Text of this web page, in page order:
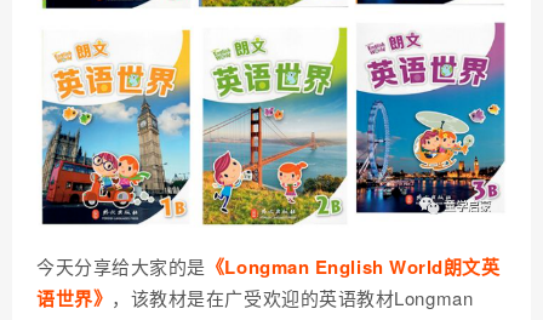
今天分享给大家的是 《Longman English World朗文英
语世界》 ，该教材是在广受欢迎的英语教材Longman